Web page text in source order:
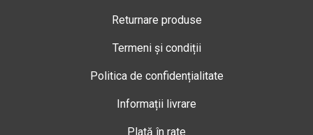
Returnare produse
Termeni și condiții
Politica de confidențialitate
Informații livrare
Plată în rate